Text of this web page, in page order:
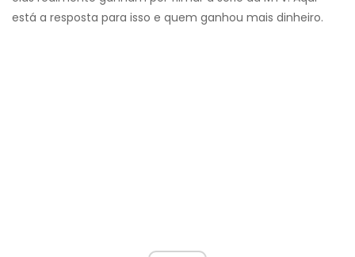
está a resposta para isso e quem ganhou mais dinheiro.